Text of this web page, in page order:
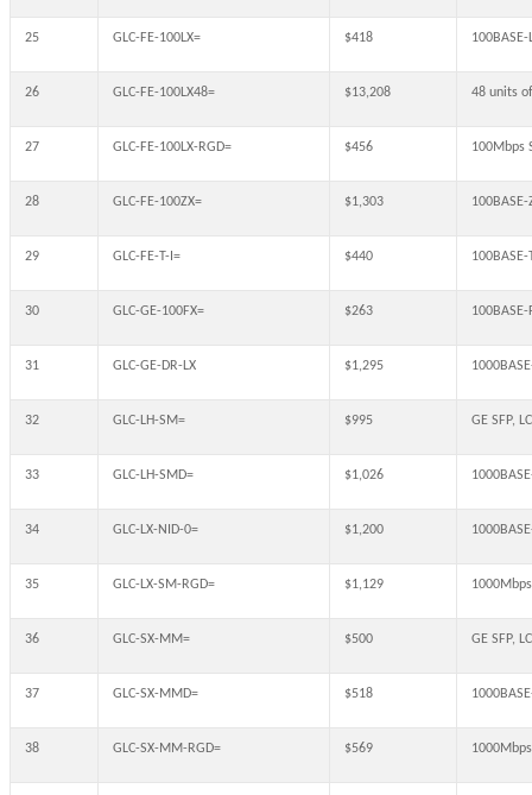
25 GLC-FE-100LX= $418
26 GLC-FE-100LX48= $13,208 48 units of
27 GLC-FE-100LX-RGD= $456 100Mbps
28 GLC-FE-100ZX= $1,303
29 GLC-FE-T-I= $440
30 GLC-GE-100FX= $263
31 GLC-GE-DR-LX $1,295
32 GLC-LH-SM= $995 GE SFP,
33 GLC-LH-SMD= $1,026
34 GLC-LX-NID-0= $1,200
35 GLC-LX-SM-RGD= $1,129
36 GLC-SX-MM= $500 GE SFP,
37 GLC-SX-MMD= $518
38 GLC-SX-MM-RGD= $569